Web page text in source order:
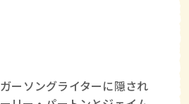
ーソングライターに隠され
ロボット・イン・ザ・システム